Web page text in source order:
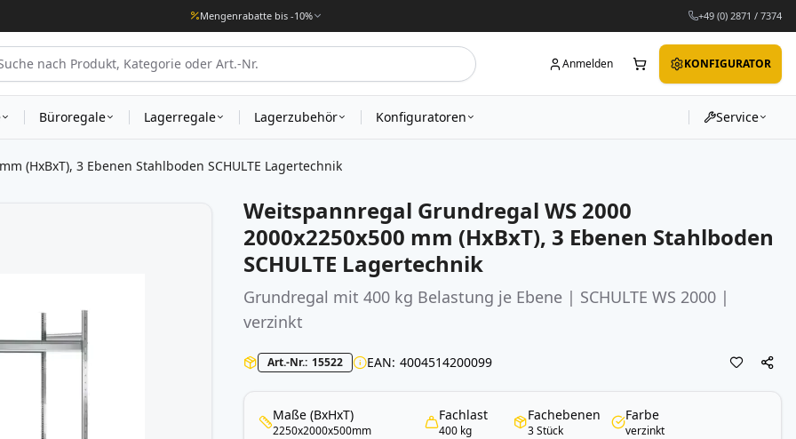
Mengenrabatte bis -10% +49 (0) 2871 / 7374
Anmelden KONFIGURATOR
Büroregale Lagerregale Lagerzubehör Konfiguratoren Service
(HxBxT), 3 Ebenen Stahlboden SCHULTE Lagertechnik
Weitspannregal Grundregal WS 2000
2000x2250x500 mm (HxBxT), 3 Ebenen Stahlboden
SCHULTE Lagertechnik
Grundregal mit 400 kg Belastung je Ebene | SCHULTE WS 2000 |
verzinkt
Art.-Nr. 15522 EAN 4004514200099
Maße (BxHxT)
2250x2000x500mm
Fachlast
400 kg
Fachebenen
3 Stück
Farbe
verzinkt